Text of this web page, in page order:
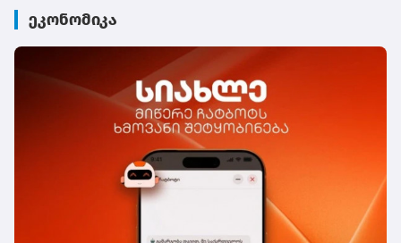
ეკონომიკა